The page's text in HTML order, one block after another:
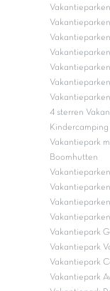
4 sterren
Vakantiepark
Boomhutten
Vakantiepark
Vakantiepark
Vakantiepark
Vakantiepark